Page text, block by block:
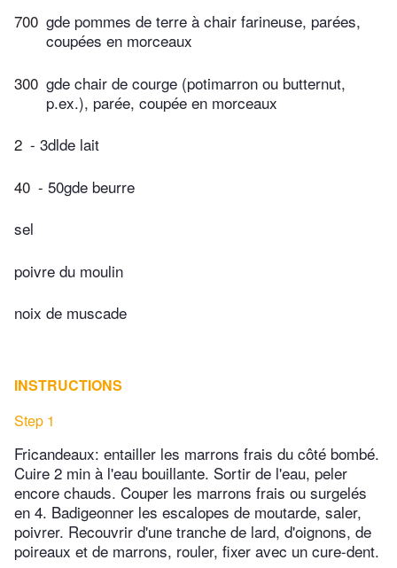
700 gde pommes de terre à chair farineuse, parées,
coupées en morceaux
300 gde chair de courge (potimarron ou butternut,
p.ex.), parée, coupée en morceaux
2 - 3dlde lait
40 - 50gde beurre
sel
poivre du moulin
noix de muscade
INSTRUCTIONS
Step 1
Fricandeaux: entailler les marrons frais du côté bombé.
Cuire 2 min à l'eau bouillante. Sortir de l'eau, peler
encore chauds. Couper les marrons frais ou surgelés
en 4. Badigeonner les escalopes de moutarde, saler,
poivrer. Recouvrir d'une tranche de lard, d'oignons, de
poireaux et de marrons, rouler, fixer avec un cure-dent.